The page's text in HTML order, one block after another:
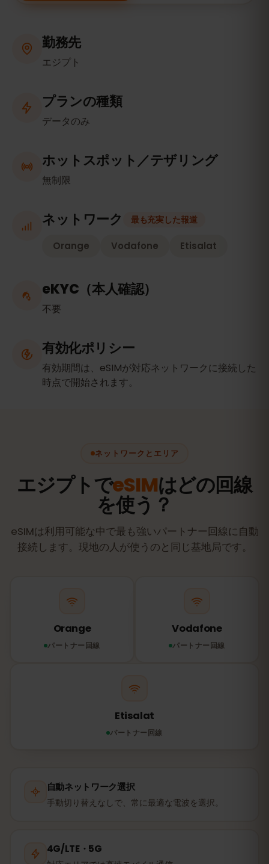
勤務先
エジプト
プランの種類
データのみ
ホットスポット／テザリング
無制限
ネットワーク 最も充実した報道
Orange Vodafone Etisalat
eKYC（本人確認）
不要
有効化ポリシー
有効期間は、eSIMが対応ネットワークに接続した
時点で開始されます。
ネットワークとエリア
エジプトでeSIMはどの回線
を使う？
eSIMは利用可能な中で最も強いパートナー回線に自動
接続します。現地の人が使うのと同じ基地局です。
Orange
パートナー回線
Vodafone
パートナー回線
Etisalat
パートナー回線
自動ネットワーク選択
手動切り替えなしで、常に最適な電波を選択。
4G/LTE・5G